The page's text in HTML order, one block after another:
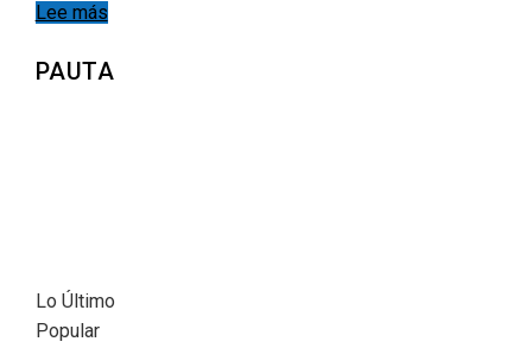
Lee más
PAUTA
Lo Último
Popular